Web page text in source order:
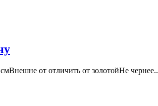
от отличить от золотойНе чернее..